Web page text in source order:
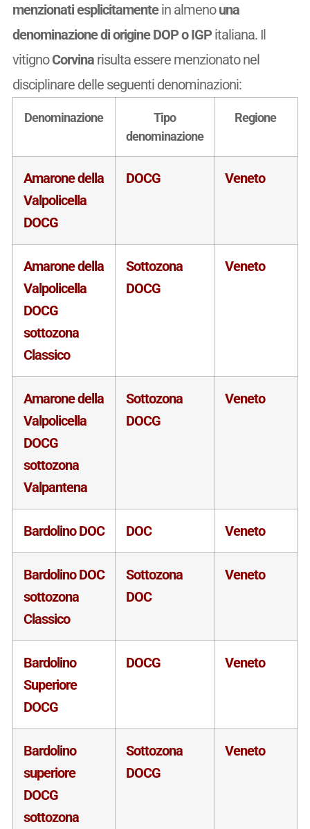
menzionati esplicitamentein almenouna
denominazione di origine DOP o IGPitaliana. Il
vitignoCorvinarisulta essere menzionato nel
disciplinare delle seguenti denominazioni:
Denominazione
Tipo
denominazione
Regione
Amarone della
Valpolicella
DOCG
DOCG Veneto
Amarone della
Valpolicella
DOCG
sottozona
Classico
Sottozona
DOCG
Veneto
Amarone della
Valpolicella
DOCG
sottozona
Valpantena
Sottozona
DOCG
Veneto
Bardolino DOC DOC Veneto
Bardolino DOC
sottozona
Classico
Sottozona
DOC
Veneto
Bardolino
Superiore
DOCG
DOCG Veneto
Bardolino
superiore
DOCG
sottozona
Sottozona
DOCG
Veneto